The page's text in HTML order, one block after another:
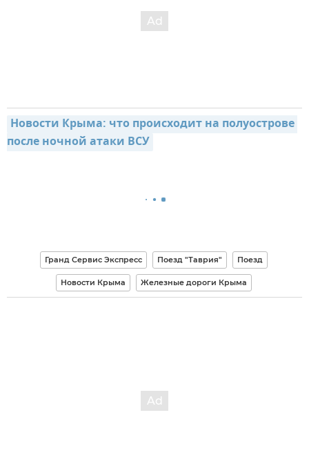
Новости Крыма: что происходит на полуострове
после ночной атаки ВСУ
Гранд Сервис Экспресс Поезд "Таврия" Поезд
Новости Крыма Железные дороги Крыма